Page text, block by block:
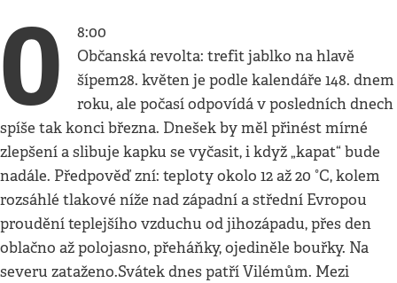
0
8:00
Občanská revolta: trefit jablko na hlavě
šípem28. květen je podle kalendáře 148. dnem
roku, ale počasí odpovídá v posledních dnech
spíše tak konci března. Dnešek by měl přinést mírné
zlepšení a slibuje kapku se vyčasit, i když „kapat“ bude
nadále. Předpověď zní: teploty okolo 12 až 20 °C, kolem
rozsáhlé tlakové níže nad západní a střední Evropou
proudění teplejšího vzduchu od jihozápadu, přes den
oblačno až polojasno, přeháňky, ojediněle bouřky. Na
severu zataženo.Svátek dnes patří Vilémům. Mezi